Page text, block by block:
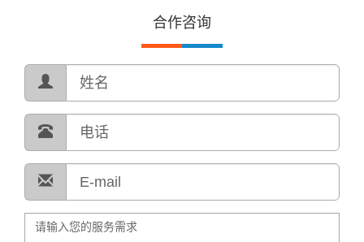
合作咨询